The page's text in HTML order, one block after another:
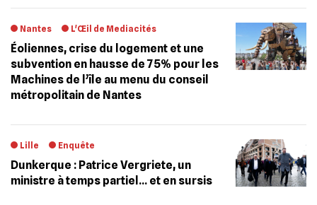
Nantes L'Œil de Mediacités
Éoliennes, crise du logement et une
subvention en hausse de 75% pour les
Machines de l’île au menu du conseil
métropolitain de Nantes
Lille Enquête
Dunkerque : Patrice Vergriete, un
ministre à temps partiel… et en sursis